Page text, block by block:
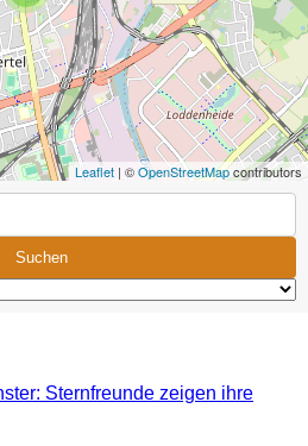
Leaflet | ©OpenStreetMapcontributors
Suchen